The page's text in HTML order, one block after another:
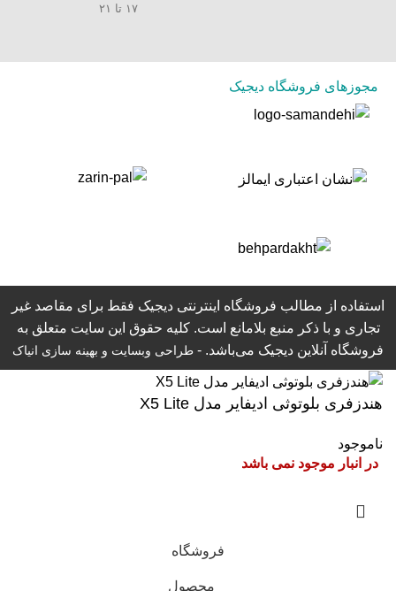
۱۷ تا ۲۱
مجوزهای فروشگاه دیجیک
استفاده از مطالب فروشگاه اینترنتی دیجیک فقط برای مقاصد غیر
تجاری و با ذکر منبع بلامانع است. کلیه حقوق این سایت متعلق به
فروشگاه آنلاین دیجیک می‌باشد. - طراحی وبسایت و بهینه سازی انیاک
هندزفری بلوتوثی ادیفایر مدل X5 Lite
در انبار موجود نمی باشد
فروشگاه
محصول